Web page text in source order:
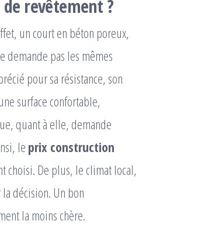
revêtement ?
un court en béton poreux,
demande pas les mêmes
pour sa résistance, son
surface confortable,
quant à elle, demande
le prix construction
choisi. De plus, le climat local,
décision. Un bon
la moins chère.